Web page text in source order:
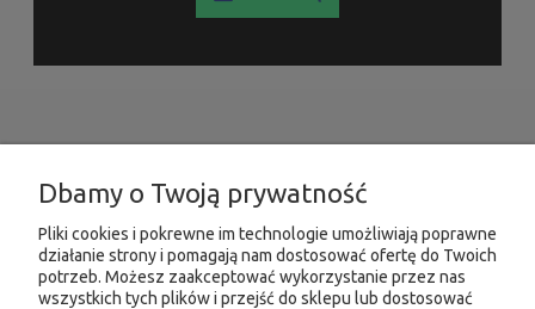
INFORMACJE
MOJE KONTO
PRODUKTY
Dbamy o Twoją prywatność
Pliki cookies i pokrewne im technologie umożliwiają poprawne
działanie strony i pomagają nam dostosować ofertę do Twoich
potrzeb. Możesz zaakceptować wykorzystanie przez nas
wszystkich tych plików i przejść do sklepu lub dostosować